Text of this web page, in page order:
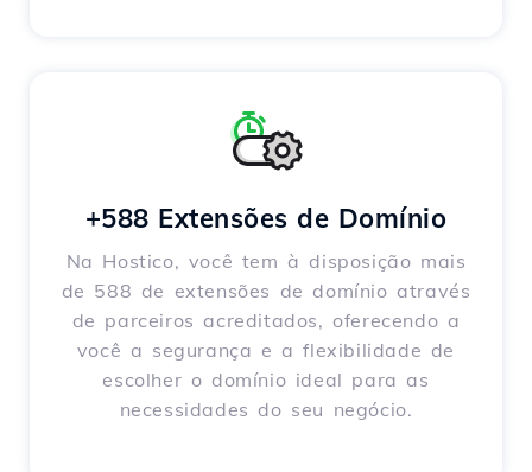
+588 Extensões de Domínio
Na Hostico, você tem à disposição mais
de 588 de extensões de domínio através
de parceiros acreditados, oferecendo a
você a segurança e a flexibilidade de
escolher o domínio ideal para as
necessidades do seu negócio.